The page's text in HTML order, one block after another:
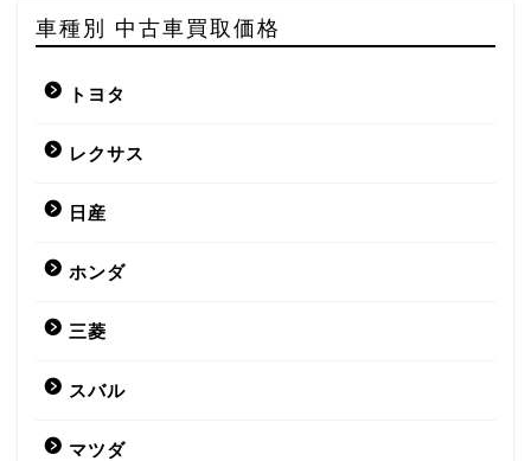
車種別 中古車買取価格
トヨタ
レクサス
日産
ホンダ
三菱
スバル
マツダ